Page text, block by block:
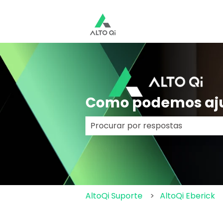
Como podemos
Não há sugestões porque o
AltoQi Suporte AltoQi Eberick